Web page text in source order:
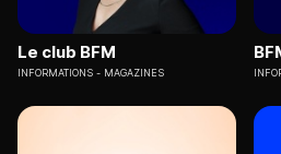
Le club BFM
INFORMATIONS MAGAZINES